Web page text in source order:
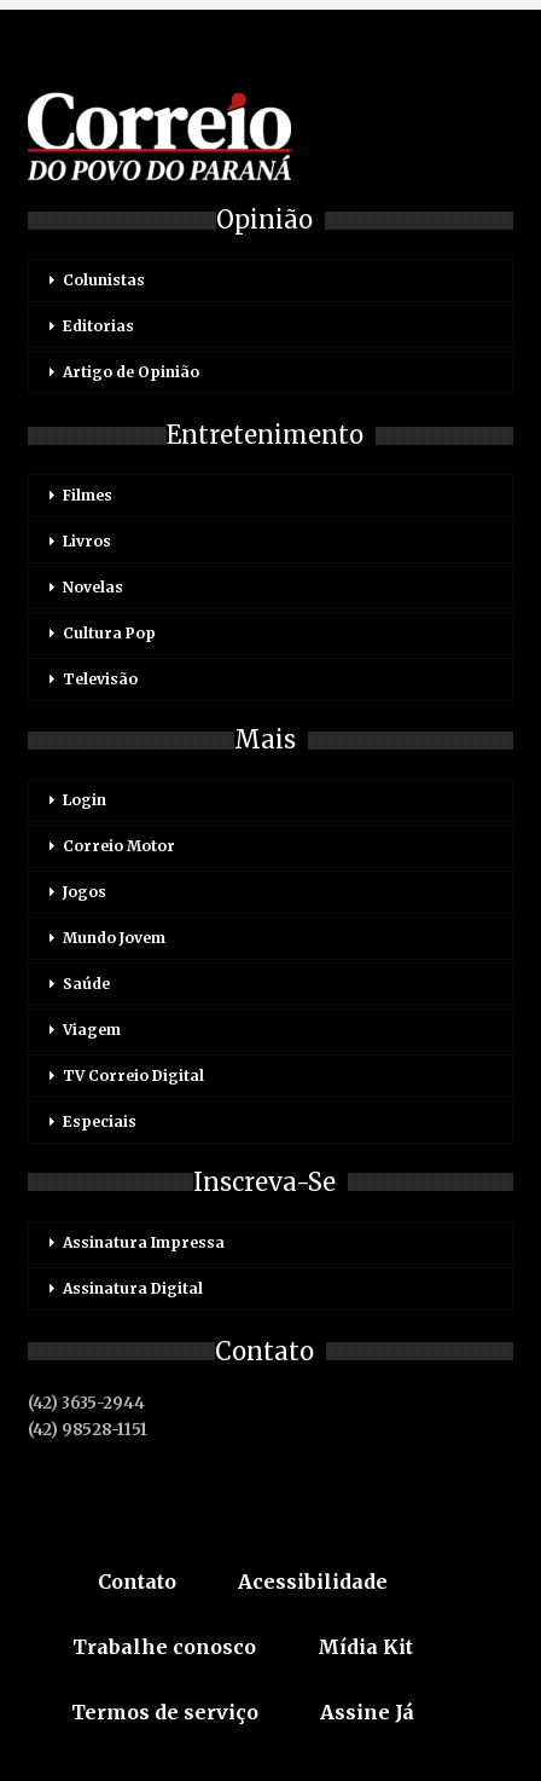
Opinião
Colunistas
Editorias
Artigo de Opinião
Entretenimento
Filmes
Livros
Novelas
Cultura Pop
Televisão
Mais
Login
Correio Motor
Jogos
Mundo Jovem
Saúde
Viagem
TV Correio Digital
Especiais
Inscreva-Se
Assinatura Impressa
Assinatura Digital
Contato
(42) 3635-2944
(42) 98528-1151
Contato Acessibilidade
Trabalhe conosco Mídia Kit
Termos de serviço Assine Já